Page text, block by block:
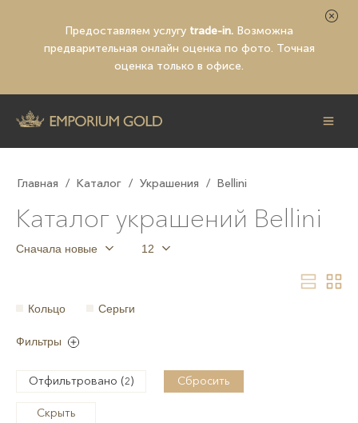
Предоставляем услугу trade-in. Возможна
предварительная онлайн оценка по фото. Точная
оценка только в офисе.
Главная / Каталог / Украшения / Bellini
Каталог украшений Bellini
Кольцо Серьги
Фильтры
Отфильтровано (2) Сбросить
Скрыть
Сначала новые 12